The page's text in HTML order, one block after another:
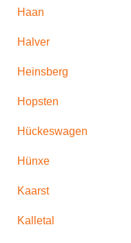
Haan
Halver
Heinsberg
Hopsten
Hückeswagen
Hünxe
Kaarst
Kalletal